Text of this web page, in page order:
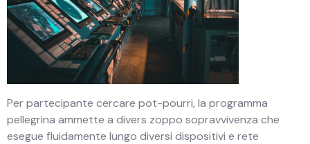
Per partecipante cercare pot-pourri, la programma
pellegrina ammette a divers zoppo sopravvivenza che
esegue fluidamente lungo diversi dispositivi e rete